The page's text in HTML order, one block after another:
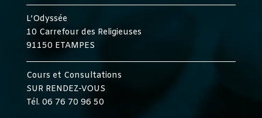
L’Odyssée
10 Carrefour des Religieuses
91150 ETAMPES
Cours et Consultations
SUR RENDEZ-VOUS
Tél. 06 76 70 96 50